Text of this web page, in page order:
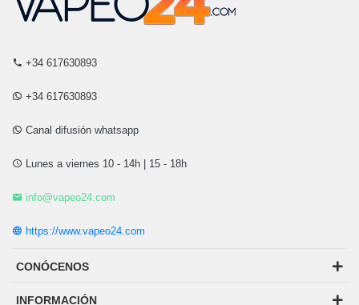
+34 617630893
+34 617630893
Canal difusión whatsapp
Lunes a viernes 10 - 14h | 15 - 18h
info@vapeo24.com
https://www.vapeo24.com
CONÓCENOS
INFORMACIÓN